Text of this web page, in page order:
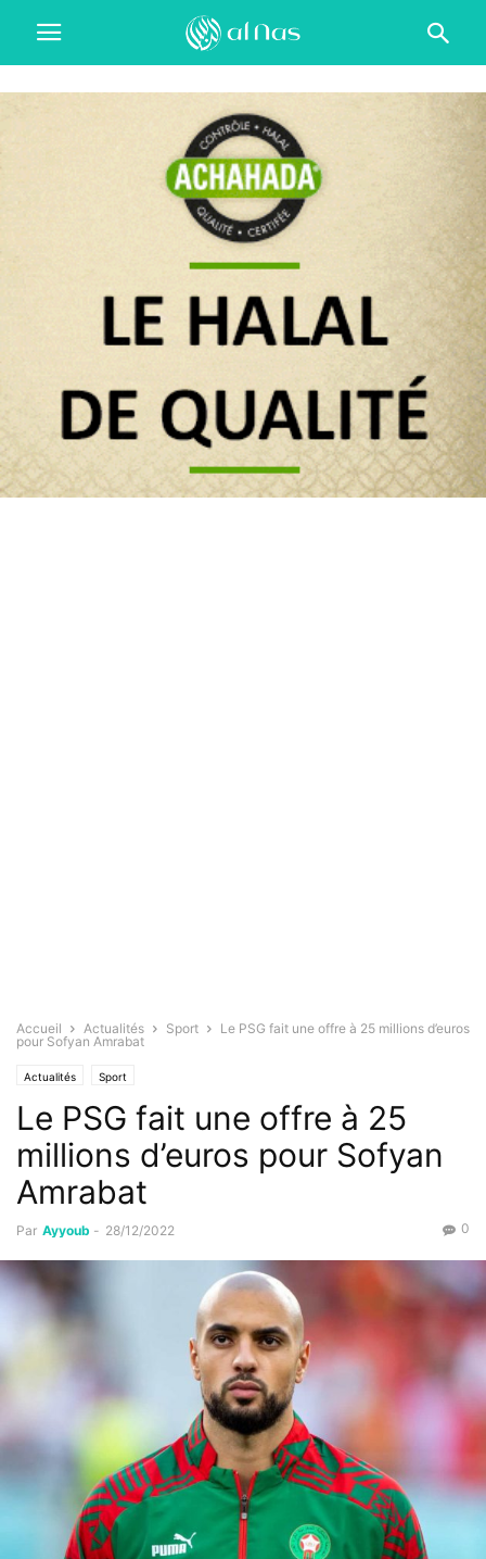
Accueil Actualités Sport
Le PSG fait une offre à 25 millions d’euros
pour Sofyan Amrabat
Actualités Sport
Le PSG fait une offre à 25
millions d’euros pour Sofyan
Amrabat
Par Ayyoub - 28/12/2022 0